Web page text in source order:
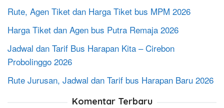
Rute, Agen Tiket dan Harga Tiket bus MPM 2026
Harga Tiket dan Agen bus Putra Remaja 2026
Jadwal dan Tarif Bus Harapan Kita – Cirebon
Probolinggo 2026
Rute Jurusan, Jadwal dan Tarif bus Harapan Baru 2026
Komentar Terbaru